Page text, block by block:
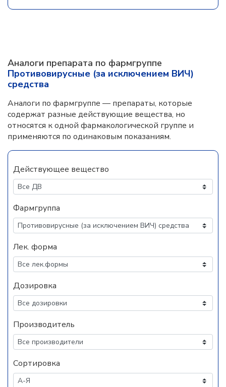
Аналоги препарата по фармгруппе
Противовирусные (за исключением ВИЧ)
средства
Аналоги по фармгруппе — препараты, которые
содержат разные действующие вещества, но
относятся к одной фармакологической группе и
применяются по одинаковым показаниям.
Действующее вещество
Фармгруппа
Лек. форма
Дозировка
Производитель
Сортировка